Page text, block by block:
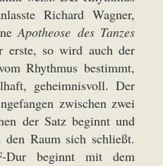
Richard Wagner,
Apotheose des Tanzes
erste, so wird auch der
Rhythmus bestimmt,
geheimnisvoll. Der
zwischen zwei
der Satz beginnt und
Raum sich schließt.
beginnt mit dem